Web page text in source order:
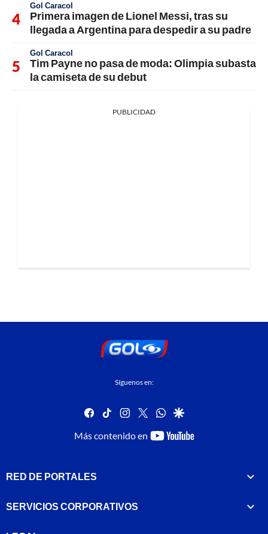
Gol Caracol
Primera imagen de Lionel Messi, tras su
llegada a Argentina para despedir a su padre
Gol Caracol
Tim Payne no pasa de moda: Olimpia subasta
la camiseta de su debut
PUBLICIDAD
Síguenos en:
facebook
tiktok instagram
twitterwhatsapp
google
Más contenido en
youtube-
RED DE PORTALES
SERVICIOS CORPORATIVOS